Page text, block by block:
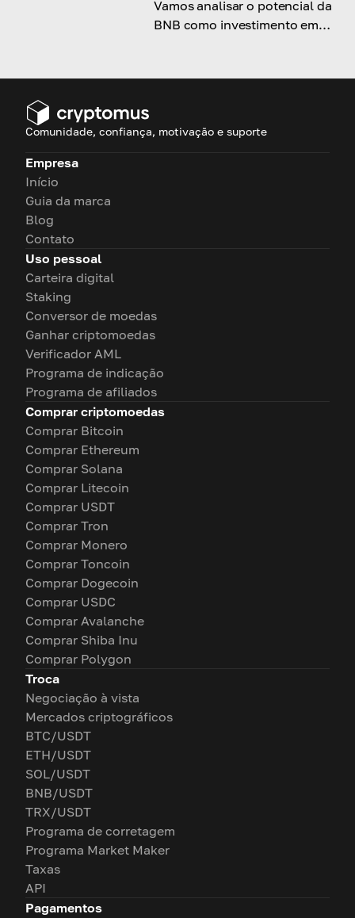
Vamos analisar o potencial da
BNB como investimento em
de risco e vantagens.
Comunidade, confiança, motivação e suporte
Empresa
Início
Guia da marca
Blog
Contato
Uso pessoal
Carteira digital
Staking
Conversor de moedas
Ganhar criptomoedas
Verificador AML
Programa de indicação
Programa de afiliados
Comprar criptomoedas
Comprar Bitcoin
Comprar Ethereum
Comprar Solana
Comprar Litecoin
Comprar USDT
Comprar Tron
Comprar Monero
Comprar Toncoin
Comprar Dogecoin
Comprar USDC
Comprar Avalanche
Comprar Shiba Inu
Comprar Polygon
Troca
Negociação à vista
Mercados criptográficos
BTC/USDT
ETH/USDT
SOL/USDT
BNB/USDT
TRX/USDT
Programa de corretagem
Programa Market Maker
Taxas
API
Pagamentos